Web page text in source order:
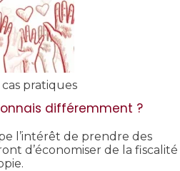
cas pratiques
différemment ?
l’intérêt de prendre des
d’économiser de la fiscalité